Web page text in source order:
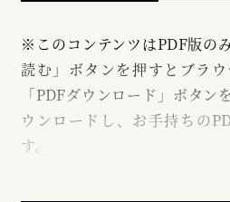
※このコンテンツはPDF版の
読む」ボタンを押すとブラウ
「PDFダウンロード」ボタン
ウンロードし、お手持ちの
す。